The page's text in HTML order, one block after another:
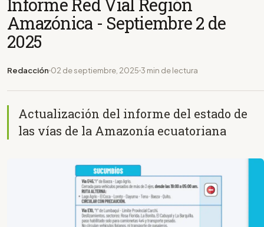
Informe Red Vial Región
Amazónica - Septiembre 2 de
2025
Redacción 02 de septiembre, 2025 3 min de lectura
Actualización del informe del estado de
las vías de la Amazonía ecuatoriana